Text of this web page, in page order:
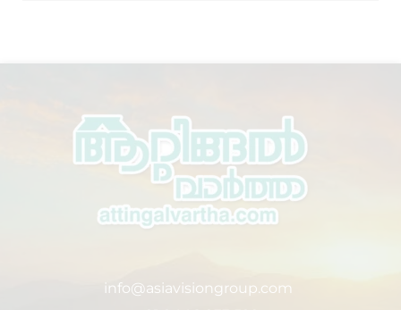
info@asiavisiongroup.com